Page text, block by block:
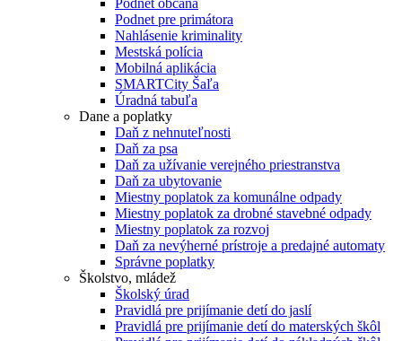
Podnet občana
Podnet pre primátora
Nahlásenie kriminality
Mestská polícia
Mobilná aplikácia
SMARTCity Šaľa
Úradná tabuľa
Dane a poplatky
Daň z nehnuteľnosti
Daň za psa
Daň za užívanie verejného priestranstva
Daň za ubytovanie
Miestny poplatok za komunálne odpady
Miestny poplatok za drobné stavebné odpady
Miestny poplatok za rozvoj
Daň za nevýherné prístroje a predajné automaty
Správne poplatky
Školstvo, mládež
Školský úrad
Pravidlá pre prijímanie detí do jaslí
Pravidlá pre prijímanie detí do materských škôl